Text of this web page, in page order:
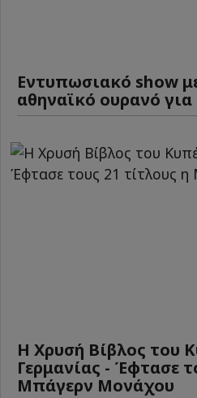
Εντυπωσιακό show
αθηναϊκό ουρανό
Η Χρυσή Βίβλος του
Γερμανίας - Έφτασε
Μπάγερν Μονάχου